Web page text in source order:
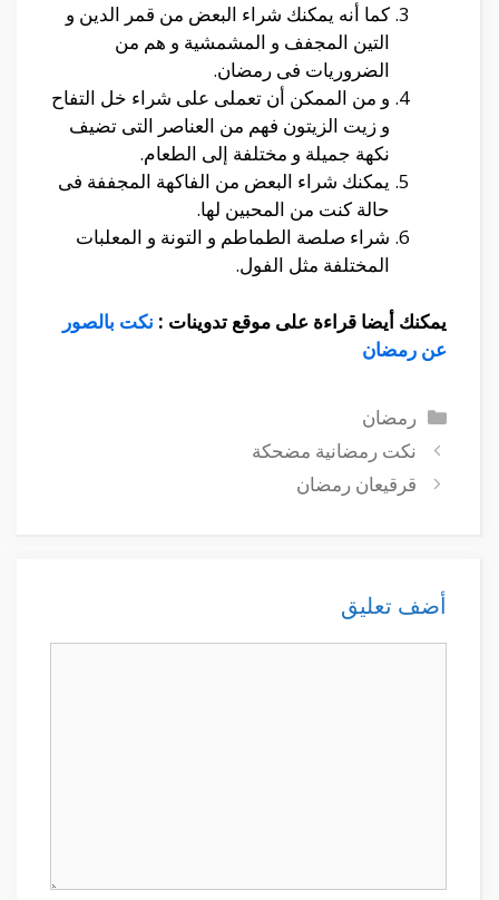
كما أنه يمكنك شراء البعض من قمر الدين و
التين المجفف و المشمشية و هم من
الضروريات فى رمضان.
و من الممكن أن تعملى على شراء خل التفاح
و زيت الزيتون فهم من العناصر التى تضيف
نكهة جميلة و مختلفة إلى الطعام.
يمكنك شراء البعض من الفاكهة المجففة فى
حالة كنت من المحبين لها.
شراء صلصة الطماطم و التونة و المعلبات
المختلفة مثل الفول.
يمكنك أيضا قراءة على موقع تدوينات : نكت بالصور
عن رمضان
التصنيفات
رمضان
نكت رمضانية مضحكة
قرقيعان رمضان
أضف تعليق